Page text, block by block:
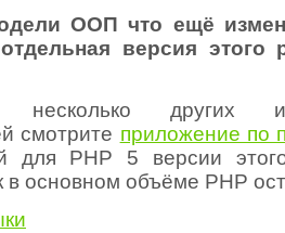
ООП что ещё
версия этого
несколько других
смотрите приложение по
для PHP 5 версии
в основном объёме PHP